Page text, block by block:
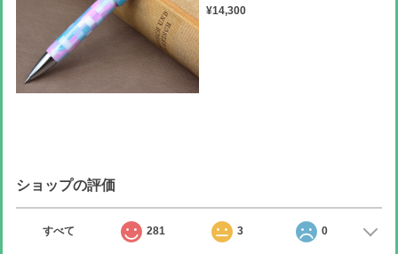
¥14,300
ショップの評価
すべて 281 3 0